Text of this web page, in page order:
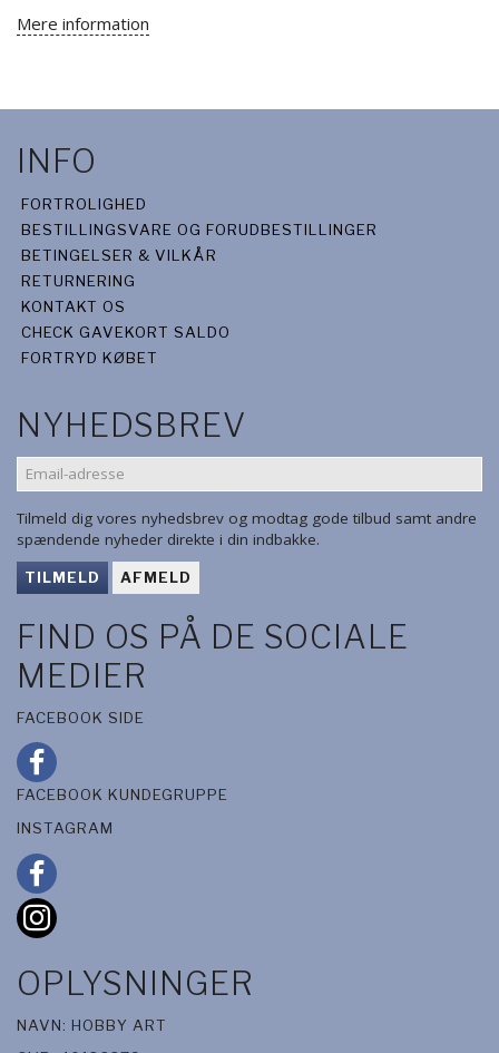
Mere information
INFO
FORTROLIGHED
BESTILLINGSVARE OG FORUDBESTILLINGER
BETINGELSER & VILKÅR
RETURNERING
KONTAKT OS
CHECK GAVEKORT SALDO
FORTRYD KØBET
NYHEDSBREV
EMAIL-
ADRESSE
Tilmeld dig vores nyhedsbrev og modtag gode tilbud samt andre
spændende nyheder direkte i din indbakke.
TILMELD AFMELD
FIND OS PÅ DE SOCIALE
MEDIER
FACEBOOK SIDE
FACEBOOK KUNDEGRUPPE
INSTAGRAM
OPLYSNINGER
NAVN: HOBBY ART